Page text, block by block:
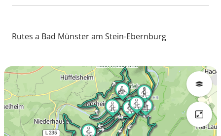
Rutes a Bad Münster am Stein-Ebernburg